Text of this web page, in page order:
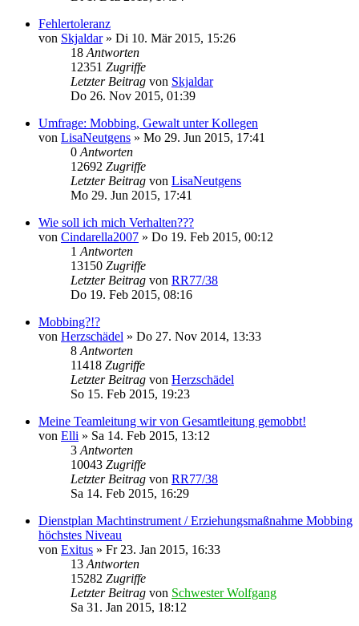
Fehlertoleranz
von Skjaldar» Di 10. Mär 2015, 15:26
18 Antworten
12351 Zugriffe
Letzter Beitrag von Skjaldar
Do 26. Nov 2015, 01:39
Umfrage: Mobbing, Gewalt unter Kollegen
von LisaNeutgens » Mo 29. Jun 2015, 17:41
0 Antworten
12692 Zugriffe
Letzter Beitrag von LisaNeutgens
Mo 29. Jun 2015, 17:41
Wie soll ich mich Verhalten???
von Cindarella2007 » Do 19. Feb 2015, 00:12
1 Antworten
13150 Zugriffe
Letzter Beitrag von RR77/38
Do 19. Feb 2015, 08:16
Mobbing?!?
von Herzschädel » Do 27. Nov 2014, 13:33
8 Antworten
11418 Zugriffe
Letzter Beitrag von Herzschädel
So 15. Feb 2015, 19:23
Meine Teamleitung wir von Gesamtleitung gemobbt!
von Elli » Sa 14. Feb 2015, 13:12
3 Antworten
10043 Zugriffe
Letzter Beitrag von RR77/38
Sa 14. Feb 2015, 16:29
Dienstplan Machtinstrument / Erziehungsmaßnahme Mobbing
höchstes Niveau
von Exitus » Fr 23. Jan 2015, 16:33
13 Antworten
15282 Zugriffe
Letzter Beitrag von Schwester Wolfgang
Sa 31. Jan 2015, 18:12